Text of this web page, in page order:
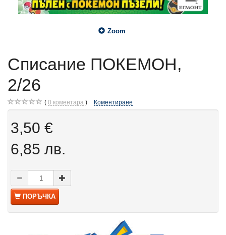
Zoom
Списание ПОКЕМОН,
2/26
0 коментара Коментиране
3,50 €
6,85 лв.
ПОРЪЧКА